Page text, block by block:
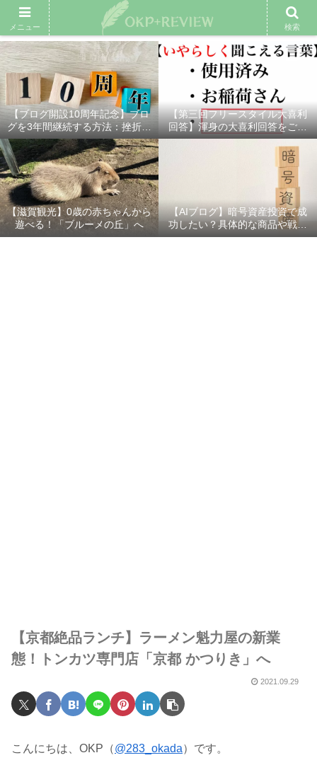
雑記ブログ プロフィール 余興動画 ベスト大喜利 スポ
【ブログ開設10周年記念】ブロ
グを3年間継続する方法：挫折し
ないための7つの秘訣
【第三回フリースタイル大喜利
回答】渾身の大喜利回答をご紹
介！
【滋賀観光】0歳の赤ちゃんから
遊べる！「ブルーメの丘」へ
【AIブログ】暗号資産投資で成
功したい？具体的な商品や戦略
を分かりやすく解説！
【京都絶品ランチ】ラーメン魁力屋の新業
態！トンカツ専門店「京都 かつりき」へ
2021.09.29
こんにちは、OKP（@283_okada）です。
メニュー 検索